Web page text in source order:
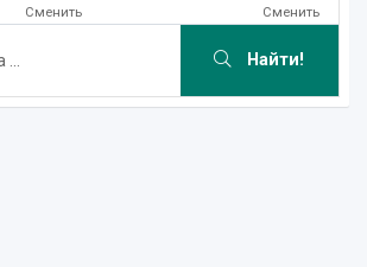
Сменить Сменить
Найти!